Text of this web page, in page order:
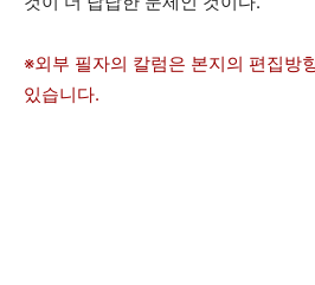
※외부 필자의 칼럼은 본지의 편집방
있습니다.